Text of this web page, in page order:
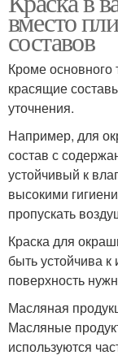
вместо
составов
Кроме основного
красящие
уточнения.
Например, для
состав с
устойчивый к
высокими
пропускать
Краска для
быть устойчива
поверхность
Масляная
Масляные
используются